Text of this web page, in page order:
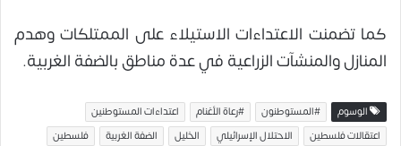
كما تضمنت الاعتداءات الاستيلاء على الممتلكات وهدم
المنازل والمنشآت الزراعية في عدة مناطق بالضفة الغربية.
الوسوم #المستوطنون #رعاة الأغنام
اعتداءات المستوطنين
اعتقالات فلسطين
الاحتلال الإسرائيلي الخليل الضفة الغربية
فلسطين